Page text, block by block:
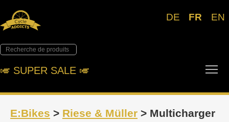
DE FR EN
🎺︎ SUPER SALE 🎺︎
E:Bikes > Riese & Müller > Multicharger